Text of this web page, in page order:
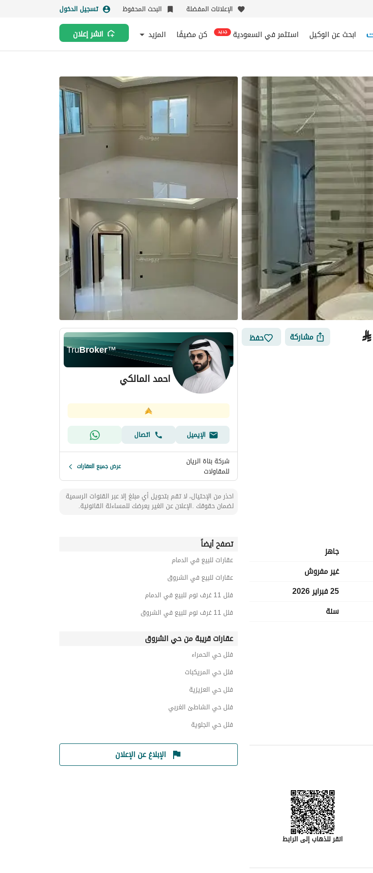
الإعلانات المفضلة البحث المحفوظ تسجيل الدخول
ابحث عن الوكيل استثمر في السعودية جديد كن مضيفًا المزيد انشر إعلان
⃁ مشاركة حفظ
جاهز
غير مفروش
25 فبراير 2026
سنة
انقر للذهاب إلى الرابط
TruBroker™
احمد المالكي
الإيميل
اتصال
شركة بناة الريان
للمقاولات عرض جميع العقارات
احذر من الإحتيال، لا تقم بتحويل أي مبلغ إلا عبر القنوات الرسمية
لضمان حقوقك .الإعلان عن الغير يعرضك للمساءلة القانونية.
تصفح أيضاً
عقارات للبيع في الدمام
عقارات للبيع في الشروق
فلل 11 غرف نوم للبيع في الدمام
فلل 11 غرف نوم للبيع في الشروق
عقارات قريبة من حي الشروق
فلل حي الحمراء
فلل حي المريكبات
فلل حي العزيزية
فلل حي الشاطئ الغربي
فلل حي الجلوية
الإبلاغ عن الإعلان